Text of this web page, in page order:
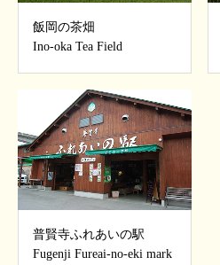
飯岡の茶畑
Ino-oka Tea Field
普賢寺ふれあいの駅
Fugenji Fureai-no-eki mark